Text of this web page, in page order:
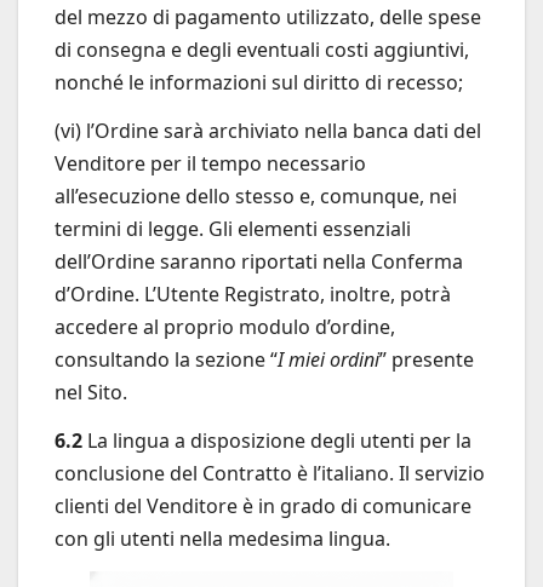
del mezzo di pagamento utilizzato, delle spese
di consegna e degli eventuali costi aggiuntivi,
nonché le informazioni sul diritto di recesso;
(vi) l’Ordine sarà archiviato nella banca dati del
Venditore per il tempo necessario
all’esecuzione dello stesso e, comunque, nei
termini di legge. Gli elementi essenziali
dell’Ordine saranno riportati nella Conferma
d’Ordine. L’Utente Registrato, inoltre, potrà
accedere al proprio modulo d’ordine,
consultando la sezione “I miei ordini” presente
nel Sito.
6.2 La lingua a disposizione degli utenti per la
conclusione del Contratto è l’italiano. Il servizio
clienti del Venditore è in grado di comunicare
con gli utenti nella medesima lingua.